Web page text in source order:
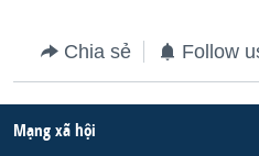
Chia sẻ Follow
Mạng xã hội